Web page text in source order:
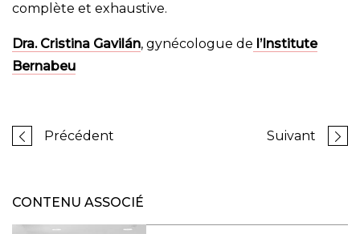
complète et exhaustive.
Dra. Cristina Gavilán, gynécologue de l’Institute
Bernabeu
Précédent Suivant
CONTENU ASSOCIÉ